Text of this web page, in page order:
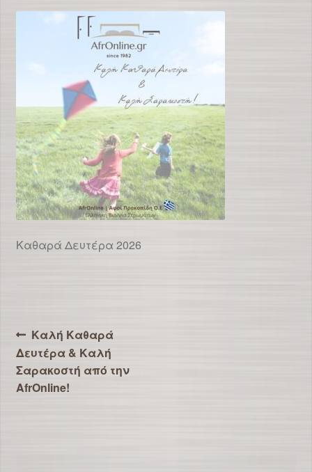
Καθαρά Δευτέρα 2026
Πλοήγηση
άρθρων
Προηγούμενο
άρθρο:
Καλή Καθαρά
Δευτέρα & Καλή
Σαρακοστή από την
AfrOnline!